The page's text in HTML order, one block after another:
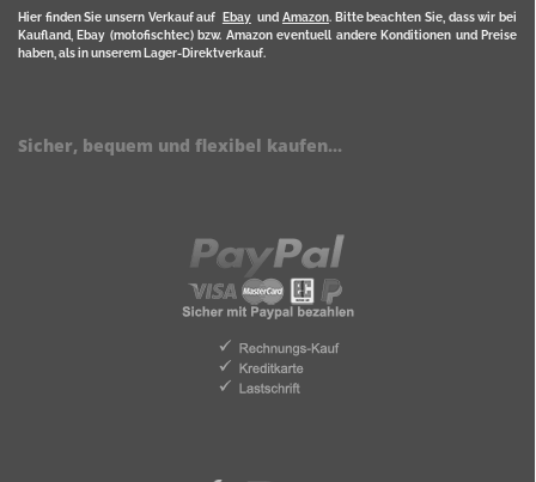
Hier finden Sie unsern Verkauf auf Ebayund Amazon. Bitte beachten Sie, dass wir bei
Kaufland, Ebay (motofischtec) bzw. Amazon eventuell andere Konditionen und Preise
haben, als in unserem Lager-Direktverkauf.
Sicher, bequem und flexibel kaufen...